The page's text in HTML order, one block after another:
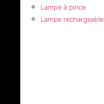
Lampe à pince
Lampe rechargeable